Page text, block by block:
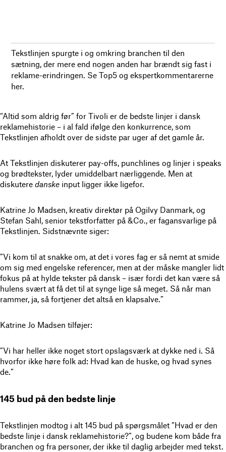
Tekstlinjen spurgte i og omkring branchen til den
sætning, der mere end nogen anden har brændt sig fast i
reklame-erindringen. Se Top5 og ekspertkommentarerne
her.
“Altid som aldrig før” for Tivoli er de bedste linjer i dansk
reklamehistorie – i al fald ifølge den konkurrence, som
Tekstlinjen afholdt over de sidste par uger af det gamle år.
At Tekstlinjen diskuterer pay-offs, punchlines og linjer i speaks
og brødtekster, lyder umiddelbart nærliggende. Men at
diskutere danske input ligger ikke ligefor.
Katrine Jo Madsen, kreativ direktør på Ogilvy Danmark, og
Stefan Sahl, senior tekstforfatter på &Co., er fagansvarlige på
Tekstlinjen. Sidstnævnte siger:
”Vi kom til at snakke om, at det i vores fag er så nemt at smide
om sig med engelske referencer, men at der måske mangler lidt
fokus på at hylde tekster på dansk – især fordi det kan være så
hulens svært at få det til at synge lige så meget. Så når man
rammer, ja, så fortjener det altså en klapsalve.”
Katrine Jo Madsen tilføjer:
”Vi har heller ikke noget stort opslagsværk at dykke ned i. Så
hvorfor ikke høre folk ad: Hvad kan de huske, og hvad synes
de.”
145 bud på den bedste linje
Tekstlinjen modtog i alt 145 bud på spørgsmålet ”Hvad er den
bedste linje i dansk reklamehistorie?”, og budene kom både fra
branchen og fra personer, der ikke til daglig arbejder med tekst.